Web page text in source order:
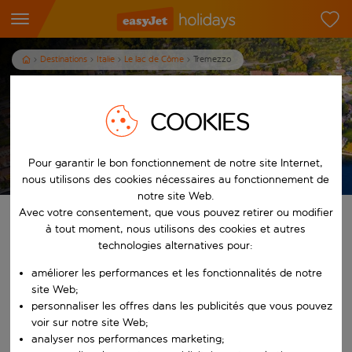
Destinations Italie Le lac de Côme Tremezzo
Afficher les vacances
T&Cs apply
Trouvez votre séjour de rêve
Commencez à taper pour la saisie automatique. Lorsque les
Vers
COOKIES
Pour garantir le bon fonctionnement de notre site Internet,
nous utilisons des cookies nécessaires au fonctionnement de
notre site Web.
Avec votre consentement, que vous pouvez retirer ou modifier
à tout moment, nous utilisons des cookies et autres
technologies alternatives pour:
améliorer les performances et les fonctionnalités de notre
site Web;
personnaliser les offres dans les publicités que vous pouvez
voir sur notre site Web;
analyser nos performances marketing;